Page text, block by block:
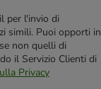
per l'invio di
simili. Puoi opporti in
non quelli di
il Servizio Clienti di
Privacy